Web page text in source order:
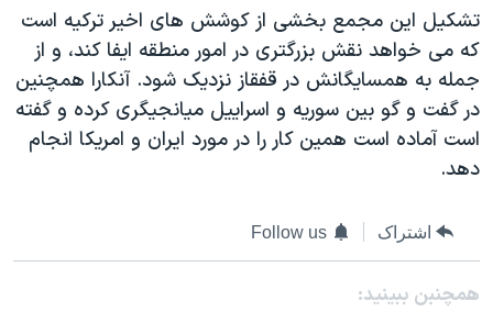
اسرائیل در جنگ
گالری عکس
آرشیو پخش زنده
ورزش زنان در ایران
اعتراضات زن، زندگی، آزادی
مجموعه مستندهای دادخواهی
تریبونال مردمی آبان ۹۸
دادگاه حمید نوری
قانون شفافیت دارائی کادر رهبری ایران
اعتراضات مردمی آبان ۹۸
تشکیل این مجمع بخشی از کوشش های اخیر ترکیه است
که می خواهد نقش بزرگتری در امور منطقه ایفا کند، و از
جمله به همسایگانش در قفقاز نزدیک شود. آنکارا همچنین
در گفت و گو بین سوریه و اسراییل میانجیگری کرده و گفته
است آماده است همین کار را در مورد ایران و امریکا انجام
دهد.
اشتراک Follow us
همچنبن ببینید: